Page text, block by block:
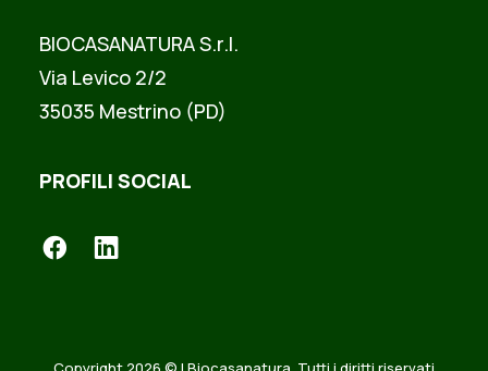
BIOCASANATURA S.r.l.
Via Levico 2/2
35035 Mestrino (PD)
PROFILI SOCIAL